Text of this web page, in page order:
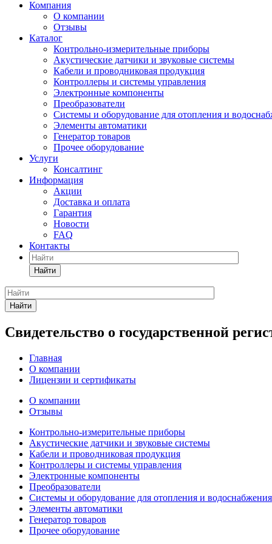
Компания
О компании
Отзывы
Каталог
Контрольно-измерительные приборы
Акустические датчики и звуковые системы
Кабели и проводниковая продукция
Контроллеры и системы управления
Электронные компоненты
Преобразователи
Системы и оборудование для отопления и
Элементы автоматики
Генератор товаров
Прочее оборудование
Услуги
Консалтинг
Информация
Акции
Доставка и оплата
Гарантия
Новости
FAQ
Контакты
Найти
Найти
Свидетельство о государственной
Главная
О компании
Лицензии и сертификаты
О компании
Отзывы
Контрольно-измерительные приборы
Акустические датчики и звуковые системы
Кабели и проводниковая продукция
Контроллеры и системы управления
Электронные компоненты
Преобразователи
Системы и оборудование для отопления и водоснабжения
Элементы автоматики
Генератор товаров
Прочее оборудование